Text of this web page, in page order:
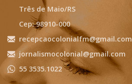
Três de Maio/RS
Cep: 98910-000
recepcaocolonialfm@gmail.com
jornalismocolonial@gmail.com
55 3535.1022